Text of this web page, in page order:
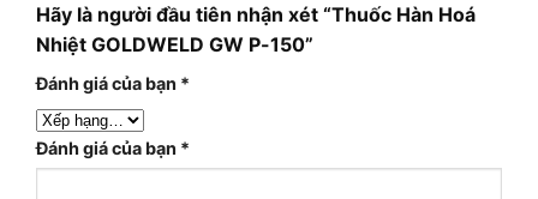
Hãy là người đầu tiên nhận xét “Thuốc Hàn Hoá
Nhiệt GOLDWELD GW P-150”
Đánh giá của bạn *
Đánh giá của bạn *